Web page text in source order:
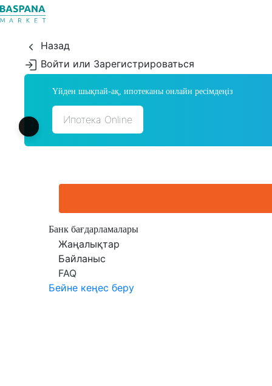
Назад
Войти или Зарегистрироваться
Үйден шықпай-ақ, ипотеканы онлайн ресімдеңіз
Ипотека Online
Банк бағдарламалары
Жаңалықтар
Байланыс
FAQ
Бейне кеңес беру